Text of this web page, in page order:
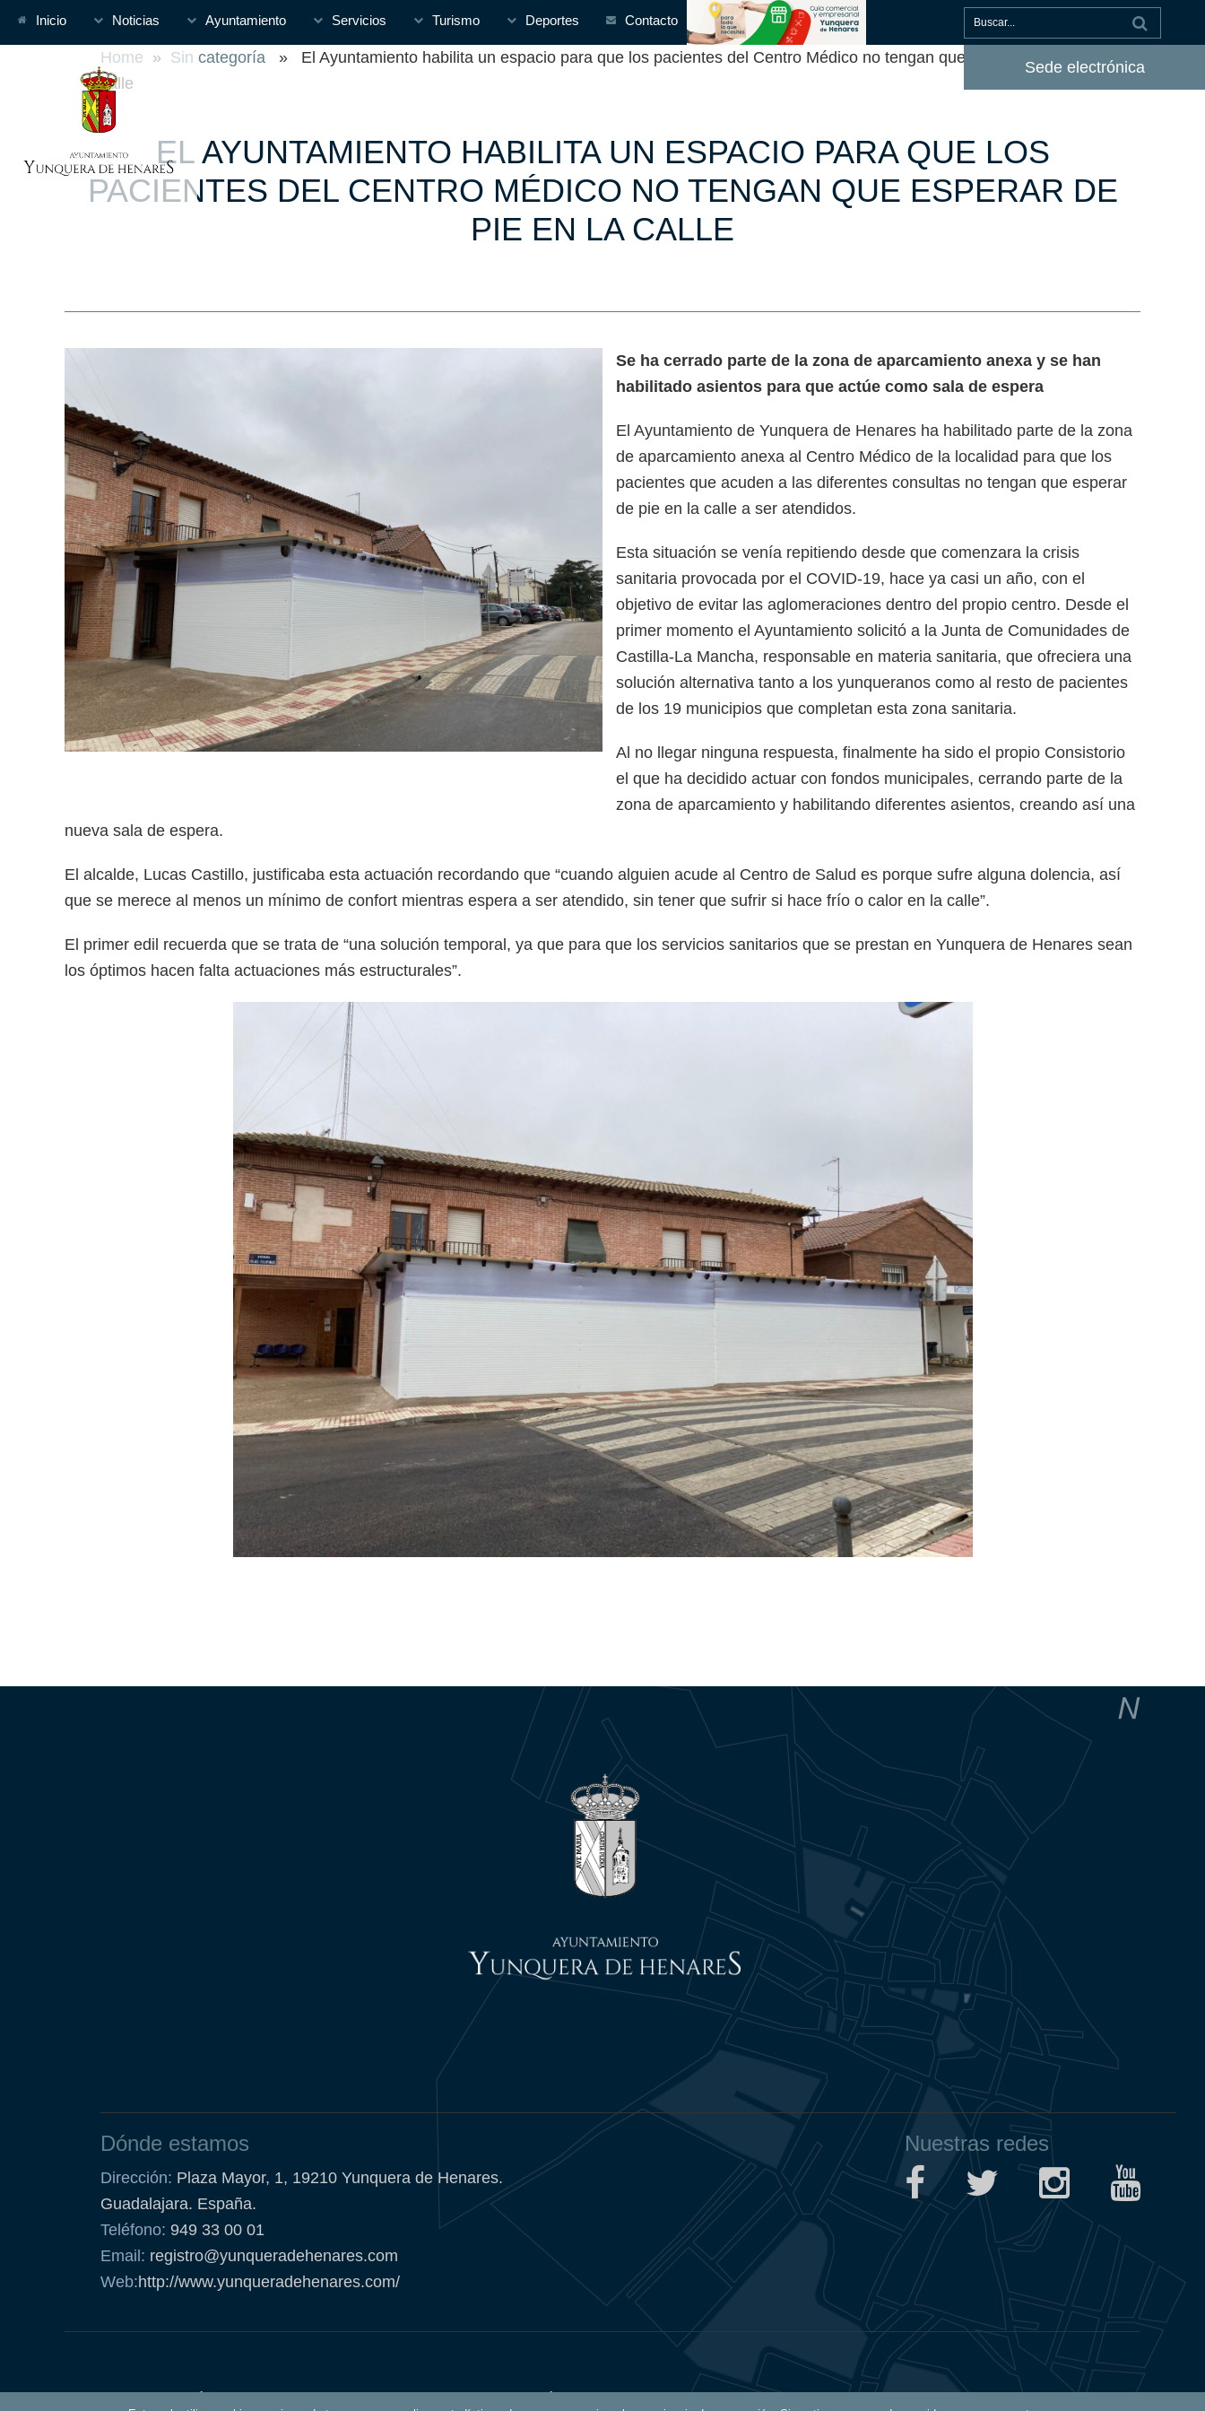
Inicio Noticias Ayuntamiento Servicios Turismo Deportes Contacto
Sede electrónica
Home » Sin categoría » El Ayuntamiento habilita un espacio para que los pacientes del Centro Médico no tengan que esperar de pie en la
calle
EL AYUNTAMIENTO HABILITA UN ESPACIO PARA QUE LOS
PACIENTES DEL CENTRO MÉDICO NO TENGAN QUE ESPERAR DE
PIE EN LA CALLE
Se ha cerrado parte de la zona de aparcamiento anexa y se han
habilitado asientos para que actúe como sala de espera
El Ayuntamiento de Yunquera de Henares ha habilitado parte de la zona
de aparcamiento anexa al Centro Médico de la localidad para que los
pacientes que acuden a las diferentes consultas no tengan que esperar
de pie en la calle a ser atendidos.
Esta situación se venía repitiendo desde que comenzara la crisis
sanitaria provocada por el COVID-19, hace ya casi un año, con el
objetivo de evitar las aglomeraciones dentro del propio centro. Desde el
primer momento el Ayuntamiento solicitó a la Junta de Comunidades de
Castilla-La Mancha, responsable en materia sanitaria, que ofreciera una
solución alternativa tanto a los yunqueranos como al resto de pacientes
de los 19 municipios que completan esta zona sanitaria.
Al no llegar ninguna respuesta, finalmente ha sido el propio Consistorio
el que ha decidido actuar con fondos municipales, cerrando parte de la
zona de aparcamiento y habilitando diferentes asientos, creando así una
nueva sala de espera.
El alcalde, Lucas Castillo, justificaba esta actuación recordando que “cuando alguien acude al Centro de Salud es porque sufre alguna dolencia, así
que se merece al menos un mínimo de confort mientras espera a ser atendido, sin tener que sufrir si hace frío o calor en la calle”.
El primer edil recuerda que se trata de “una solución temporal, ya que para que los servicios sanitarios que se prestan en Yunquera de Henares sean
los óptimos hacen falta actuaciones más estructurales”.
Dónde estamos
Dirección: Plaza Mayor, 1, 19210 Yunquera de Henares.
Guadalajara. España.
Teléfono: 949 33 00 01
Email: registro@yunqueradehenares.com
Web:http://www.yunqueradehenares.com/
Nuestras redes
Política de Cookies Política de Privacidad Aviso Legal